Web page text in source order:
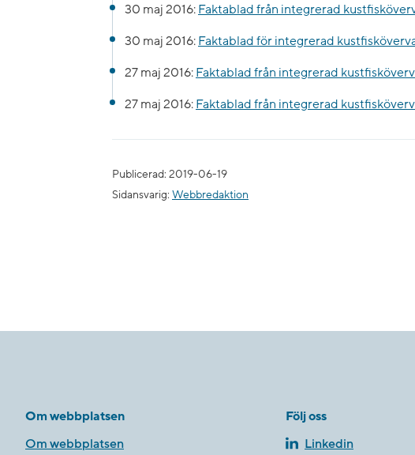
30 maj 2016: Faktablad från integrerad
30 maj 2016: Faktablad för integrerad
27 maj 2016: Faktablad från integrerad
27 maj 2016: Faktablad från integrerad
Publicerad: 2019-06-19
Sidansvarig: Webbredaktion
Om webbplatsen
Om webbplatsen
Följ oss
Linkedin